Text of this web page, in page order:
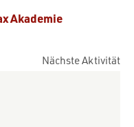
Akademie
Nächste Aktivität